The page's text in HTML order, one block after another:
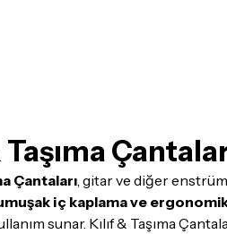
Taşıma
Çantaları , gitar ve diğer
iç kaplama ve
sunar. Kılıf & Taşıma